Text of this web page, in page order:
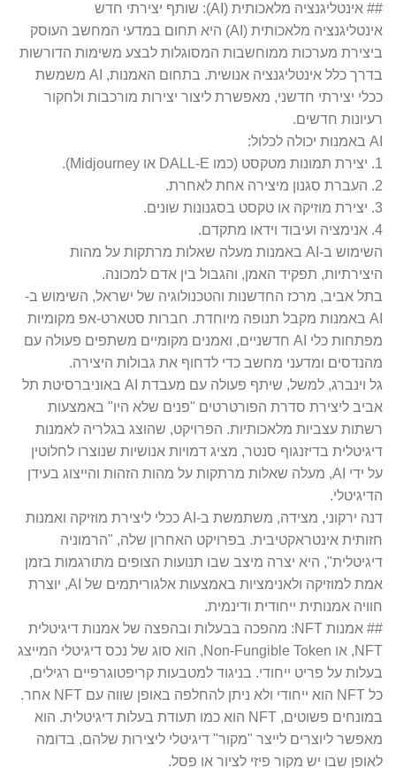
## אינטליגנציה מלאכותית (AI): שותף יצירתי חדש
אינטליגנציה מלאכותית (AI) היא תחום במדעי המחשב העוסק
ביצירת מערכות ממוחשבות המסוגלות לבצע משימות הדורשות
בדרך כלל אינטליגנציה אנושית. בתחום האמנות, AI משמשת
ככלי יצירתי חדשני, מאפשרת ליצור יצירות מורכבות ולחקור
רעיונות חדשים.
AI באמנות יכולה לכלול:
1. יצירת תמונות מטקסט (כמו DALL-E או Midjourney).
2. העברת סגנון מיצירה אחת לאחרת.
3. יצירת מוזיקה או טקסט בסגנונות שונים.
4. אנימציה ועיבוד וידאו מתקדם.
השימוש ב-AI באמנות מעלה שאלות מרתקות על מהות
היצירתיות, תפקיד האמן, והגבול בין אדם למכונה.
בתל אביב, מרכז החדשנות והטכנולוגיה של ישראל, השימוש ב-
AI באמנות מקבל תנופה מיוחדת. חברות סטארט-אפ מקומיות
מפתחות כלי AI חדשניים, ואמנים מקומיים משתפים פעולה עם
מהנדסים ומדעני מחשב כדי לדחוף את גבולות היצירה.
גל וינברג, למשל, שיתף פעולה עם מעבדת AI באוניברסיטת תל
אביב ליצירת סדרת הפורטרטים "פנים שלא היו" באמצעות
רשתות עצביות מלאכותיות. הפרויקט, שהוצג בגלריה לאמנות
דיגיטלית בדיזנגוף סנטר, מציג דמויות אנושיות שנוצרו לחלוטין
על ידי AI, מעלה שאלות מרתקות על מהות הזהות והייצוג בעידן
הדיגיטלי.
דנה ירקוני, מצידה, משתמשת ב-AI ככלי ליצירת מוזיקה ואמנות
חזותית אינטראקטיבית. בפרויקט האחרון שלה, "הרמוניה
דיגיטלית", היא יצרה מיצב שבו תנועות הצופים מתורגמות בזמן
אמת למוזיקה ולאנימציות באמצעות אלגוריתמים של AI, יוצרת
חוויה אמנותית ייחודית ודינמית.
## אמנות NFT: מהפכה בבעלות ובהפצה של אמנות דיגיטלית
NFT, או Non-Fungible Token, הוא סוג של נכס דיגיטלי המייצג
בעלות על פריט ייחודי. בניגוד למטבעות קריפטוגרפיים רגילים,
כל NFT הוא ייחודי ולא ניתן להחלפה באופן שווה עם NFT אחר.
במונחים פשוטים, NFT הוא כמו תעודת בעלות דיגיטלית. הוא
מאפשר ליוצרים לייצר "מקור" דיגיטלי ליצירות שלהם, בדומה
לאופן שבו יש מקור פיזי לציור או פסל.